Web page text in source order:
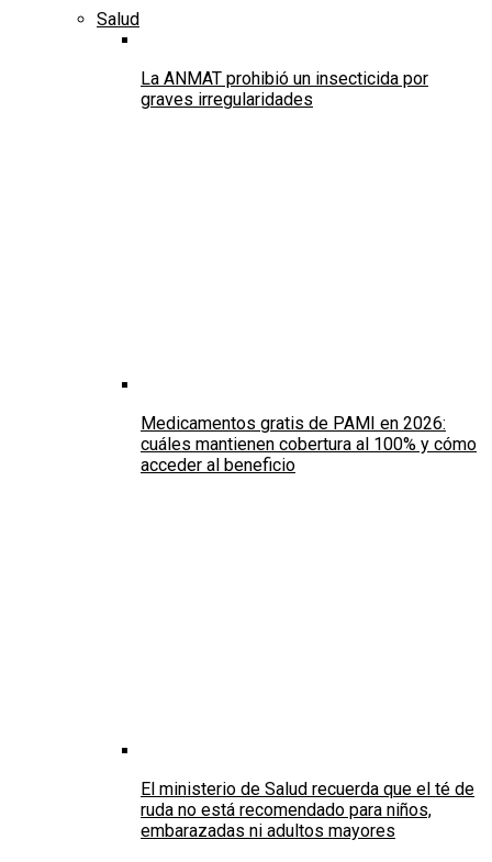
Salud
La ANMAT prohibió un insecticida por
graves irregularidades
Medicamentos gratis de PAMI en 2026:
cuáles mantienen cobertura al 100% y cómo
acceder al beneficio
El ministerio de Salud recuerda que el té de
ruda no está recomendado para niños,
embarazadas ni adultos mayores